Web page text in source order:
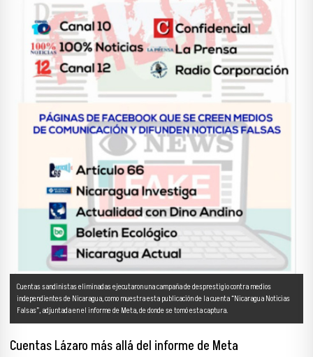
Cuentas sandinistas eliminadas ejecutaron una campaña de desprestigio contra medios
independientes de Nicaragua, como muestra esta publicación de la cuenta “Nicaragua Noticias
Falsas”, adjuntada en el informe de Meta, de donde se tomó esta captura.
Cuentas Lázaro más allá del informe de Meta